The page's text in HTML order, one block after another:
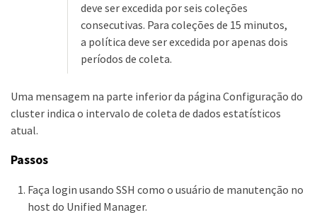
deve ser excedida por seis coleções
consecutivas. Para coleções de 15 minutos,
a política deve ser excedida por apenas dois
períodos de coleta.
Uma mensagem na parte inferior da página Configuração do
cluster indica o intervalo de coleta de dados estatísticos
atual.
Passos
Faça login usando SSH como o usuário de manutenção no
host do Unified Manager.